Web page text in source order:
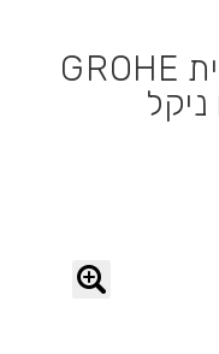
מערכת שטיפה היגיינית GROHE